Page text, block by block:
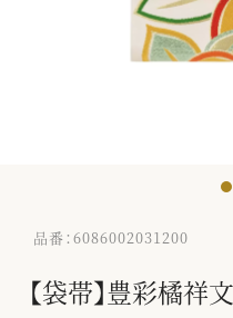
品番：6086002031200
【袋帯】豊彩橘祥文